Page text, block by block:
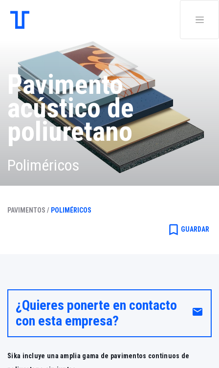
Pavimento
acústico de
poliuretano
Poliméricos
PAVIMENTOS / POLIMÉRICOS
bookmark_border GUARDAR
¿Quieres ponerte en contacto
con esta empresa?
email
Sika incluye una amplia gama de pavimentos continuos de